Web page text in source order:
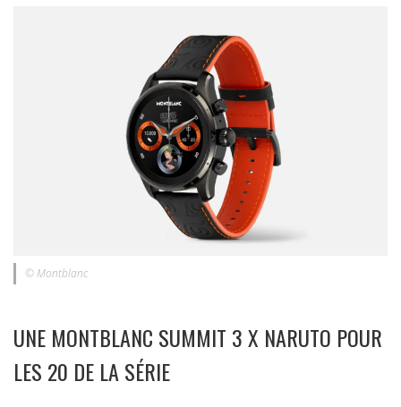
© Montblanc
UNE MONTBLANC SUMMIT 3 X NARUTO POUR
LES 20 DE LA SÉRIE